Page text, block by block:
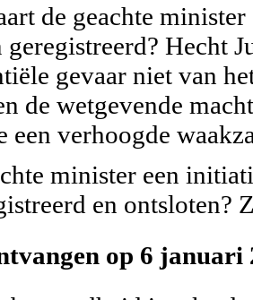
de geachte
Hecht
gevaar niet van
de wetgevende
een verhoogde
minister een
en ontsloten?
op 6 januari